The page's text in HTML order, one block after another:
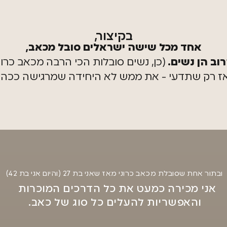
בקיצור,
אחד מכל שישה ישראלים סובל מכאב,
הן נשים. (כן, נשים סובלות הכי הרבה מכאב
רק שתדעי - את ממש לא היחידה שמרגישה
ובתור אחת שסובלת מכאב כרוני מאז שאני בת 27 (והיום אני בת 42)
אני מכירה כמעט את כל הדרכים המוכרות
והאפשריות להעלים כל סוג של כאב.